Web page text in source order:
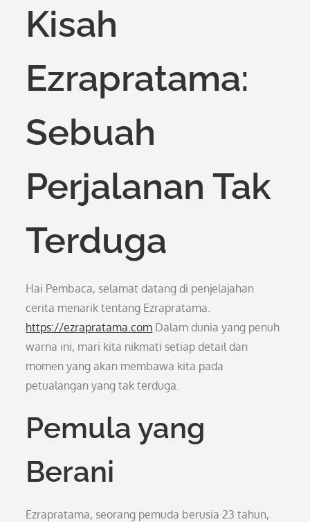
Kisah
Ezrapratama:
Sebuah
Perjalanan Tak
Terduga
Hai Pembaca, selamat datang di penjelajahan
cerita menarik tentang Ezrapratama.
https://ezrapratama.com Dalam dunia yang penuh
warna ini, mari kita nikmati setiap detail dan
momen yang akan membawa kita pada
petualangan yang tak terduga.
Pemula yang
Berani
Ezrapratama, seorang pemuda berusia 23 tahun,